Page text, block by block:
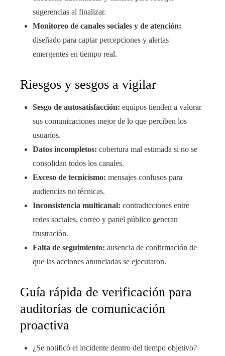
sugerencias al finalizar.
Monitoreo de canales sociales y de atención:
diseñado para captar percepciones y alertas
emergentes en tiempo real.
Riesgos y sesgos a vigilar
Sesgo de autosatisfacción: equipos tienden a valorar
sus comunicaciones mejor de lo que perciben los
usuarios.
Datos incompletos: cobertura mal estimada si no se
consolidan todos los canales.
Exceso de tecnicismo: mensajes confusos para
audiencias no técnicas.
Inconsistencia multicanal: contradicciones entre
redes sociales, correo y panel público generan
frustración.
Falta de seguimiento: ausencia de confirmación de
que las acciones anunciadas se ejecutaron.
Guía rápida de verificación para
auditorías de comunicación
proactiva
¿Se notificó el incidente dentro del tiempo objetivo?